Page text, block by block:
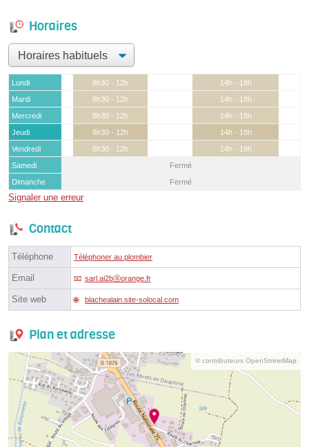
Horaires
Lundi 8h30 - 12h
14h - 18h
Mardi
8h30 - 12h
14h - 18h
Mercredi
8h30 - 12h
14h - 18h
Jeudi
8h30 - 12h
14h - 18h
Vendredi
8h30 - 12h
14h - 18h
Samedi
Fermé
Dimanche
Fermé
Signaler une erreur
Contact
Téléphone Téléphoner au plombier
Email sarl.ai2bⓐorange.fr
Site web blachealain.site-solocal.com
Plan et adresse
© contributeurs OpenStreetMap